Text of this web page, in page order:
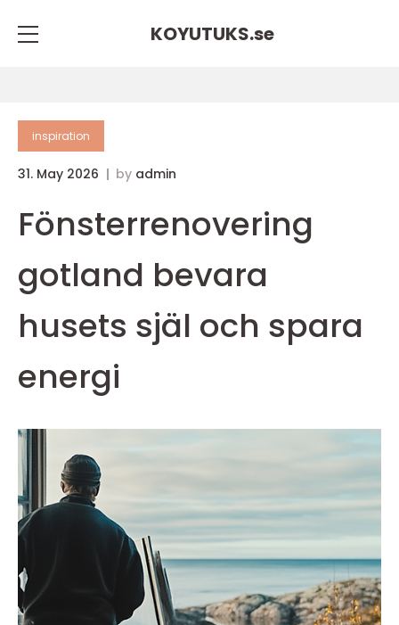
KOYUTUKS.se
inspiration
31. May 2026 by admin
Fönsterrenovering
gotland bevara
husets själ och spara
energi